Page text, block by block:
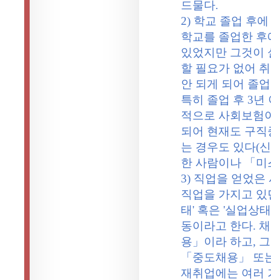
드물다.
2) 학교 졸업 후
학교를 졸업한
있었지만 그것이
할 필요가 없어
안 되게 되어 졸
특히 졸업 후 3년
적으로 사회보험
되어 현재도 구
는 경우도 있다(
한 사람이나 「
3) 직업을 얻었은
직업을 가지고
태' 혹은 '실업상태
동이라고 한다.
용」이라 하고,
「중도채용」
재취업에는 여러